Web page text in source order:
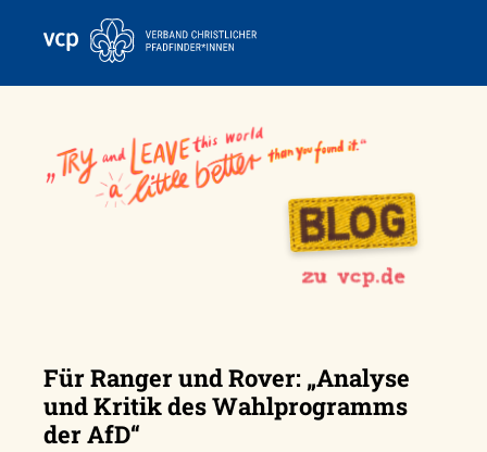
Für Ranger und Rover: „Analyse
und Kritik des Wahlprogramms
der AfD“